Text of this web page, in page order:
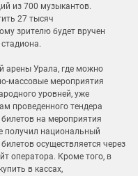
из 700 музыкантов.
27 тысяч
зрителю будет вручен
арены Урала, где можно
массовые мероприятия
уровней, уже
проведенного тендера
на мероприятия
получил национальный
осуществляется через
оператора. Кроме того, в
в кассах,